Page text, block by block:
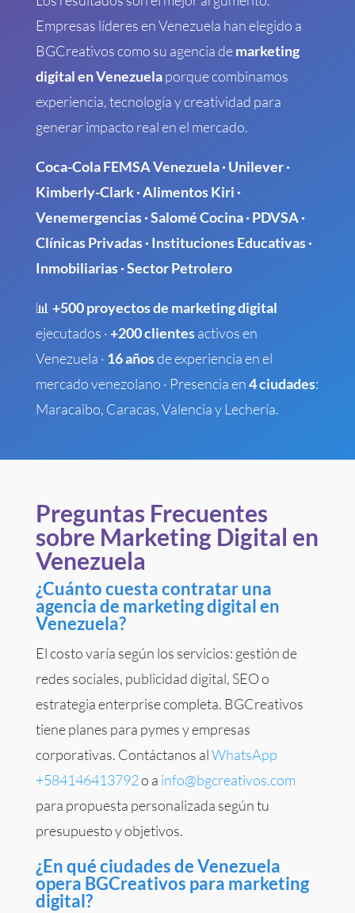
Empresas líderes en Venezuela han elegido a
BGCreativos como su agencia demarketing
digital en Venezuelaporque combinamos
experiencia, tecnología y creatividad para
generar impacto real en el mercado.
Coca-Cola FEMSA Venezuela · Unilever ·
Kimberly-Clark · Alimentos Kiri ·
Venemergencias · Salomé Cocina · PDVSA ·
Clínicas Privadas · Instituciones Educativas ·
Inmobiliarias · Sector Petrolero
📊 +500 proyectos de marketing digital
ejecutados ·+200 clientesactivos en
Venezuela · 16 añosde experiencia en el
mercado venezolano · Presencia en4 ciudades:
Maracaibo, Caracas, Valencia y Lechería.
Preguntas Frecuentes
sobre Marketing Digital en
Venezuela
¿Cuánto cuesta contratar una
agencia de marketing digital en
Venezuela?
El costo varía según los servicios: gestión de
redes sociales, publicidad digital, SEO o
estrategia enterprise completa. BGCreativos
tiene planes para pymes y empresas
corporativas. Contáctanos alWhatsApp
+584146413792o a info@bgcreativos.com
para propuesta personalizada según tu
presupuesto y objetivos.
¿En qué ciudades de Venezuela
opera BGCreativos para marketing
digital?